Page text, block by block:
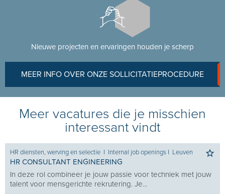
Nieuwe projecten en ervaringen houden je scherp
MEER INFO OVER ONZE SOLLICITATIEPROCEDURE
Meer vacatures die je misschien
interessant vindt
HR diensten, werving en selectie I Internal job openings I Leuven
HR CONSULTANT ENGINEERING
In deze rol combineer je jouw passie voor techniek met jouw
talent voor mensgerichte rekrutering. Je...